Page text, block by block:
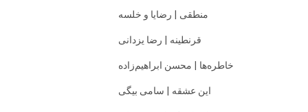
منطقی | رضایا و خلسه
قرنطینه | رضا یزدانی
خاطره‌ها | محسن ابراهیم‌زاده
این عشقه | سامی بیگی